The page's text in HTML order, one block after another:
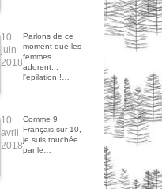
10
juin
2018
Parlons de ce
moment que les
femmes
adorent...
l'épilation !…
10
avril
2018
Comme 9
Français sur 10,
je suis touchée
par le…